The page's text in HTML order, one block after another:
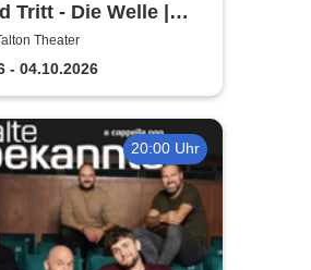
Tritt - Die Welle |
von Morton
Jones
Theater
- 04.10.2026
20:00 Uhr